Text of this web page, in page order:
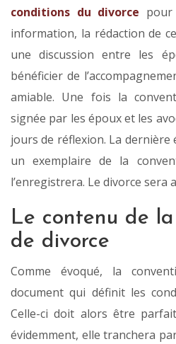
conditions du divorce
information, la rédaction de
une discussion entre les
bénéficier de
amiable. Une fois la
signée par les époux et les
jours de réflexion. La
un exemplaire de la
l’enregistrera. Le divorce sera
Le contenu de
de divorce
Comme évoqué, la
document qui définit les
Celle-ci doit alors être
évidemment, elle tranchera